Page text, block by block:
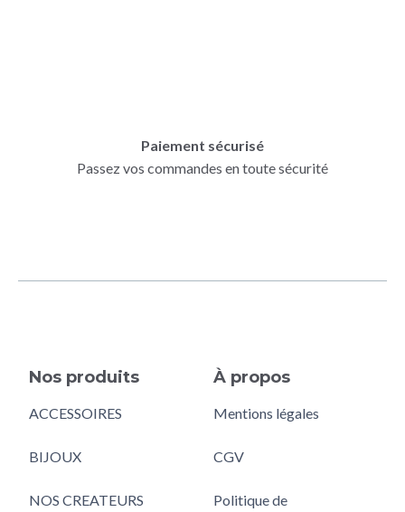
Paiement sécurisé
Passez vos commandes en toute sécurité
Nos produits
ACCESSOIRES
BIJOUX
NOS CREATEURS
À propos
Mentions légales
CGV
Politique de